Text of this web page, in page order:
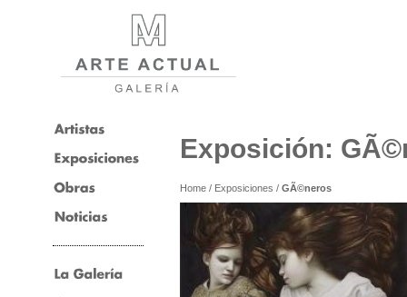
Exposición:
Home/ Exposiciones / GÃ©neros